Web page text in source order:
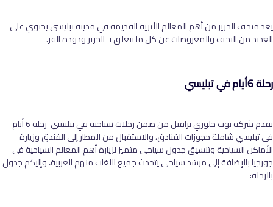
يعد متحف الحرير من أهم المعالم الأثرية القديمة في مدينة تبليسي يحتوي على
العديد من التحف والمعروضات عن كل ما يتعلق بـ الحرير ودودة القز.
رحلة 6أيام في تبليسي
تقدم شركة توب جلوري ترافيل من ضمن رحلات سياحية في تبليسي رحلة 6 أيام
في تبليسي شاملة حجوزات الفنادق، والاستقبال من المطار إلى الفندق وزيارة
الأماكن السياحية وتنسيق جدول سياحي متميز لزيارة أهم المعالم السياحية في
جورجيا بالإضافة إلى مرشد سياحي يتحدث جميع اللغات منهم العربية، وإليكم جدول
بالرحلة: -